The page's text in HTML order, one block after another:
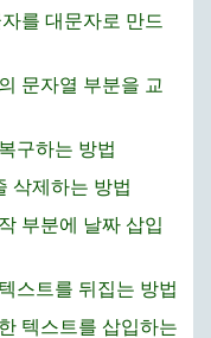
를 대문자로 만드
문자열 부분을 교
구하는 방법
삭제하는 방법
부분에 날짜 삽입
스트를 뒤집는 방법
텍스트를 삽입하는